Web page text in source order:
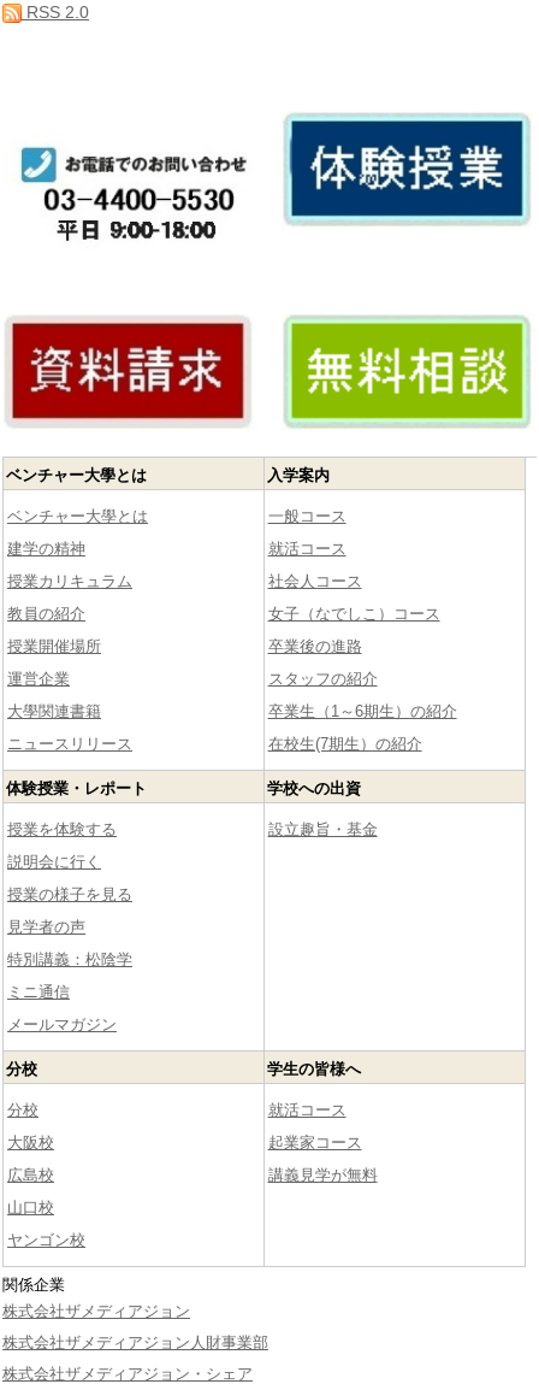
RSS 2.0
ベンチャー大學とは
ベンチャー大學とは
建学の精神
授業カリキュラム
教員の紹介
授業開催場所
運営企業
大學関連書籍
ニュースリリース
入学案内
一般コース
就活コース
社会人コース
女子（なでしこ）コース
卒業後の進路
スタッフの紹介
卒業生（1～6期生）の紹介
在校生(7期生）の紹介
体験授業・レポート
授業を体験する
説明会に行く
授業の様子を見る
見学者の声
特別講義：松陰学
ミニ通信
メールマガジン
学校への出資
設立趣旨・基金
分校
分校
大阪校
広島校
山口校
ヤンゴン校
学生の皆様へ
就活コース
起業家コース
講義見学が無料
関係企業
株式会社ザメディアジョン
株式会社ザメディアジョン人財事業部
株式会社ザメディアジョン・シェア